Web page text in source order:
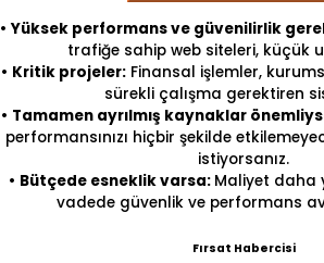
• Yüksek performans ve güvenilirlik
trafiğe sahip web siteleri, küçük
• Kritik projeler:Finansal işlemler,
sürekli çalışma gerektiren
• Tamamen ayrılmış kaynaklar
performansınızı hiçbir şekilde
istiyorsanız.
• Bütçede esneklik varsa: Maliyet daha
vadede güvenlik ve performans
Fırsat Habercisi